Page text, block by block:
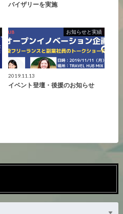
バイザリーを実施
お知らせと実績
2019.11.13
イベント登壇・後援のお知らせ